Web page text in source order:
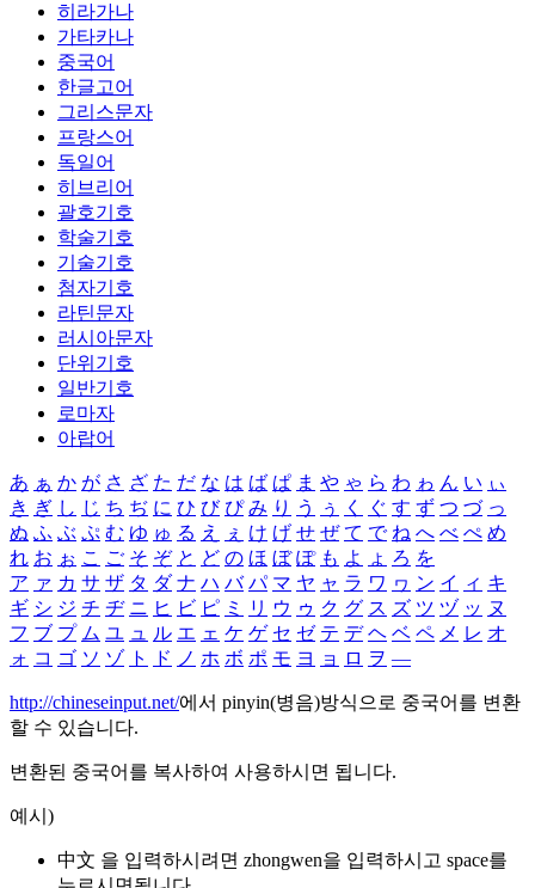
히라가나
가타카나
중국어
한글고어
그리스문자
프랑스어
독일어
히브리어
괄호기호
학술기호
기술기호
첨자기호
라틴문자
러시아문자
단위기호
일반기호
로마자
아랍어
あ ぁ か が さ ざ た だ な は ば ぱ ま や ゃ ら わ ゎ ん い ぃ
き ぎ し じ ち ぢ に ひ び ぴ み り う ぅ く ぐ す ず つ づ っ
ぬ ふ ぶ ぷ む ゆ ゅ る え ぇ け げ せ ぜ て で ね へ べ ぺ め
れ お ぉ こ ご そ ぞ と ど の ほ ぼ ぽ も よ ょ ろ を
ア ァ カ サ ザ タ ダ ナ ハ バ パ マ ヤ ャ ラ ワ ヮ ン イ ィ キ
ギ シ ジ チ ヂ ニ ヒ ビ ピ ミ リ ウ ゥ ク グ ス ズ ツ ヅ ッ ヌ
フ ブ プ ム ユ ュ ル エ ェ ケ ゲ セ ゼ テ デ ヘ ベ ペ メ レ オ
ォ コ ゴ ソ ゾ ト ド ノ ホ ボ ポ モ ヨ ョ ロ ヲ ―
http://chineseinput.net/에서 pinyin(병음)방식으로 중국어를 변환
할 수 있습니다.
변환된 중국어를 복사하여 사용하시면 됩니다.
예시)
中文 을 입력하시려면 zhongwen을 입력하시고 space를